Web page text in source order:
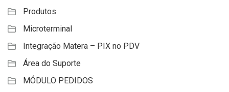
Produtos
Microterminal
Integração Matera – PIX no PDV
Área do Suporte
MÓDULO PEDIDOS